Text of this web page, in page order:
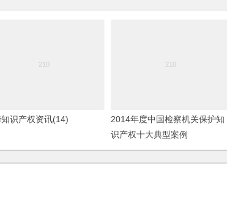
识产权资讯(14)
2014年度中国检察机关保护知
识产权十大典型案例